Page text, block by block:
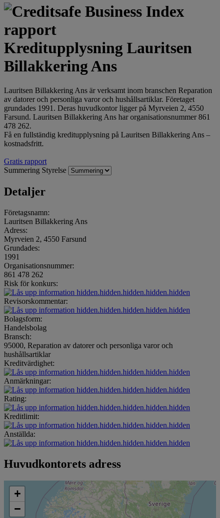
Kreditupplysning Lauritsen
Billakkering Ans
Lauritsen Billakkering Ans är verksamt inom branschen Reparation
av datorer och personliga varor och hushållsartiklar. Företaget
grundades 1991. Deras huvudkontor ligger på Myrveien 2, 4550
Farsund. Lauritsen Billakkering Ans har organisationsnummer 861
478 262.
Få en fullständig kreditupplysning på Lauritsen Billakkering Ans –
kostnadsfritt.
Gratis rapport
Summering Styrelse
Detaljer
Företagsnamn:
Lauritsen Billakkering Ans
Adress:
Myrveien 2, 4550 Farsund
Grundades:
1991
Organisationsnummer:
861 478 262
Risk för konkurs:
hidden.hidden.hidden.hidden.hidden
Revisorskommentar:
hidden.hidden.hidden.hidden.hidden
Bolagsform:
Handelsbolag
Bransch:
95000, Reparation av datorer och personliga varor och
hushållsartiklar
Kreditvärdighet:
hidden.hidden.hidden.hidden.hidden
Anmärkningar:
hidden.hidden.hidden.hidden.hidden
Rating:
hidden.hidden.hidden.hidden.hidden
Kreditlimit:
hidden.hidden.hidden.hidden.hidden
Anställda:
hidden.hidden.hidden.hidden.hidden
Huvudkontorets adress
+
−